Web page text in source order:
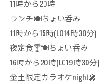
11時から20時
ランチ🍽ちょい呑み
11時から15時(LO14時30分)
夜定食🍸🍽ちょい呑み
16時から20時(LO19時30分)
金土限定カラオケnight🎤